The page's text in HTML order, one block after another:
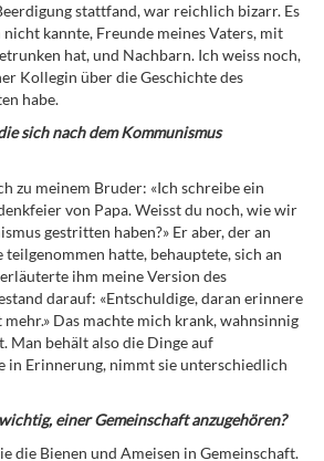
stattfand, war reichlich bizarr. Es
kannte, Freunde meines Vaters, mit
hat, und Nachbarn. Ich weiss noch,
Kollegin über die Geschichte des
habe.
sich nach dem Kommunismus
zu meinem Bruder: «Ich schreibe ein
von Papa. Weisst du noch, wie wir
gestritten haben?» Er aber, der an
hatte, behauptete, sich an
ihm meine Version des
darauf: «Entschuldige, daran erinnere
Das machte mich krank, wahnsinnig
Man behält also die Dinge auf
in Erinnerung, nimmt sie unterschiedlich
einer Gemeinschaft anzugehören?
die Bienen und Ameisen in Gemeinschaft.